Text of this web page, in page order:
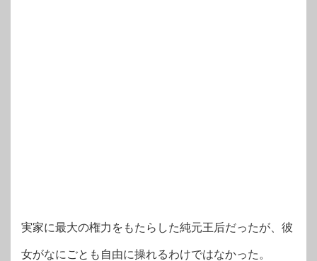
実家に最大の権力をもたらした純元王后だったが、彼
女がなにごとも自由に操れるわけではなかった。